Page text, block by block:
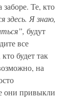
заборе. Те, кто
здесь. Я знаю,
будут
все
будет так
на
они привыкли